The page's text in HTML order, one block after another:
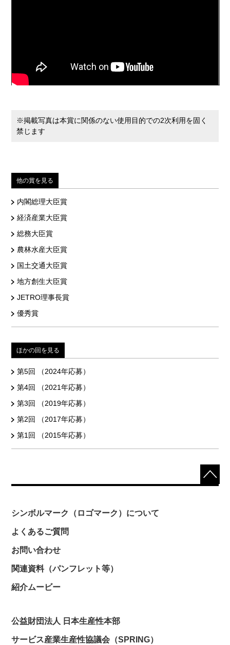
※掲載写真は本賞に関係のない使用目的での2次利用を固く
禁じます
他の賞を見る
内閣総理大臣賞
経済産業大臣賞
総務大臣賞
農林水産大臣賞
国土交通大臣賞
地方創生大臣賞
JETRO理事長賞
優秀賞
ほかの回を見る
第5回 （2024年応募）
第4回 （2021年応募）
第3回 （2019年応募）
第2回 （2017年応募）
第1回 （2015年応募）
シンボルマーク（ロゴマーク）について
よくあるご質問
お問い合わせ
関連資料（パンフレット等）
紹介ムービー
公益財団法人 日本生産性本部
サービス産業生産性協議会（SPRING）